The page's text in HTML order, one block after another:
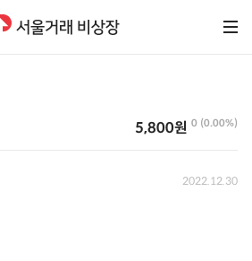
0 (0.00%)
5,800원
2022.12.30